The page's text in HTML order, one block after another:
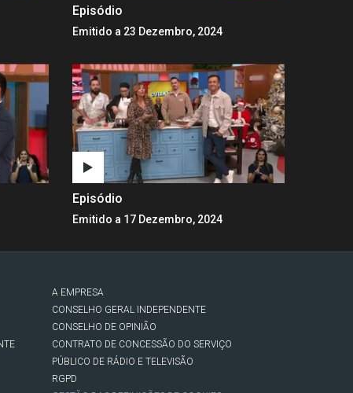
Episódio
Emitido a 23 Dezembro, 2024
Episódio
Emitido a 17 Dezembro, 2024
A EMPRESA
CONSELHO GERAL INDEPENDENTE
CONSELHO DE OPINIÃO
CONTRATO DE CONCESSÃO DO SERVIÇO
PÚBLICO DE RÁDIO E TELEVISÃO
RGPD